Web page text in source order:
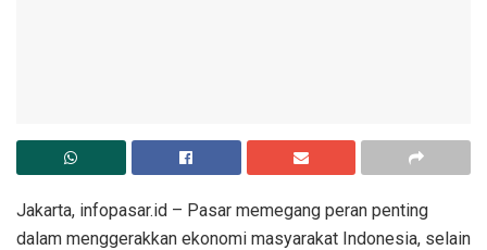
Jakarta, infopasar.id – Pasar memegang peran penting
dalam menggerakkan ekonomi masyarakat Indonesia, selain